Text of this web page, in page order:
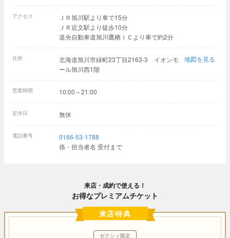
アクセス
ＪＲ旭川駅より車で15分
ＪＲ近文駅より徒歩10分
道央自動車道旭川鷹栖ＩＣより車で約2分
住所
北海道旭川市緑町23丁目2163-3 イオンモ
ール旭川西1階
地図を見る
営業時間 10:00～21:00
定休日 無休
電話番号
0166-53-1788
係・担当者名 受付まで
来店・成約で使える！
お得なプレミアムチケット
来店特典
ゼクシィ限定